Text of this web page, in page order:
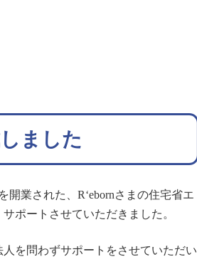
ました
業された、R‘ebornさまの住宅省エ
ポートさせていただきました。
を問わずサポートをさせていただい